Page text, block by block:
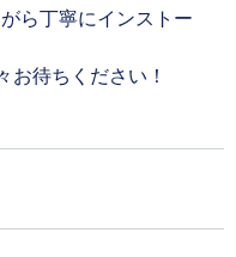
ら丁寧にインストー
お待ちください！